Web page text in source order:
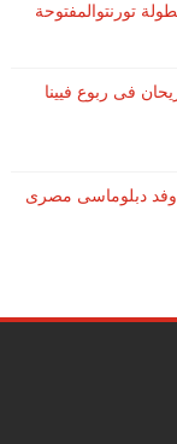
​تورنتو​المفتوحة
فى ربوع فيينا
وفد دبلوماسى مصرى